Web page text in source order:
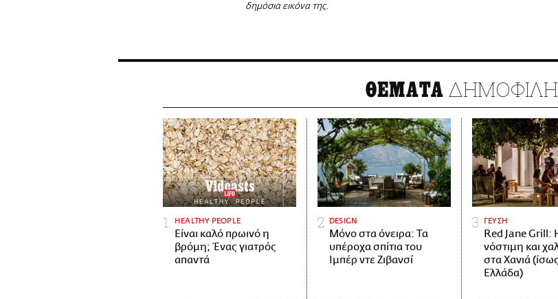
δημόσια εικόνα της.
ΘΕΜΑΤΑ ΔΗΜΟΦΙΛΗ
HEALTHY PEOPLE
Είναι καλό πρωινό η
βρόμη; Ένας γιατρός
απαντά
DESIGN
Μόνο στα όνειρα: Τα
υπέροχα σπίτια του
Ιμπέρ ντε Ζιβανσί
ΓΕΥΣΗ
Red Jane Grill:
νόστιμη και
στα Χανιά
Ελλάδα)